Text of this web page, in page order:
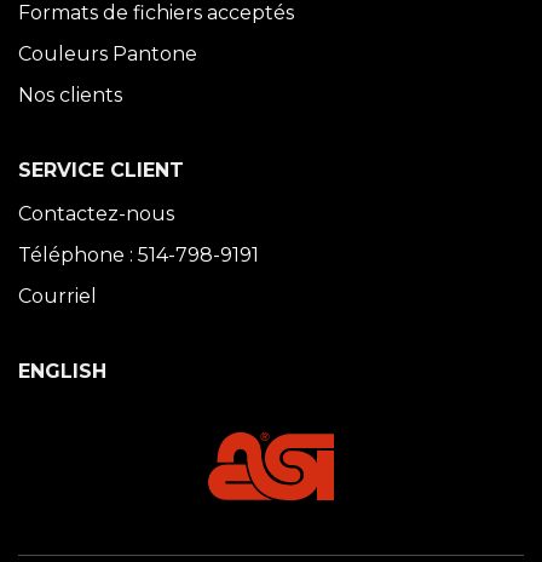
Formats de fichiers acceptés
Couleurs Pantone
Nos clients
SERVICE CLIENT
Contactez-nous
Téléphone : 514-798-9191
Courriel
ENGLISH